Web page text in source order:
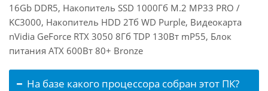
16Gb DDR5, Накопитель SSD 1000Гб M.2 MP33 PRO /
KC3000, Накопитель HDD 2Тб WD Purple, Видеокарта
nVidia GeForce RTX 3050 8Гб TDP 130Вт mP55, Блок
питания ATX 600Вт 80+ Bronze
На базе какого процессора собран этот ПК?